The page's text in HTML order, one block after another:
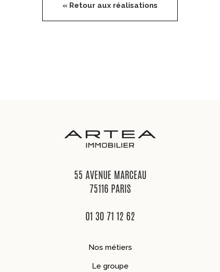
« Retour aux réalisations
55 AVENUE MARCEAU
75116 PARIS
01 30 71 12 62
Nos métiers
Le groupe